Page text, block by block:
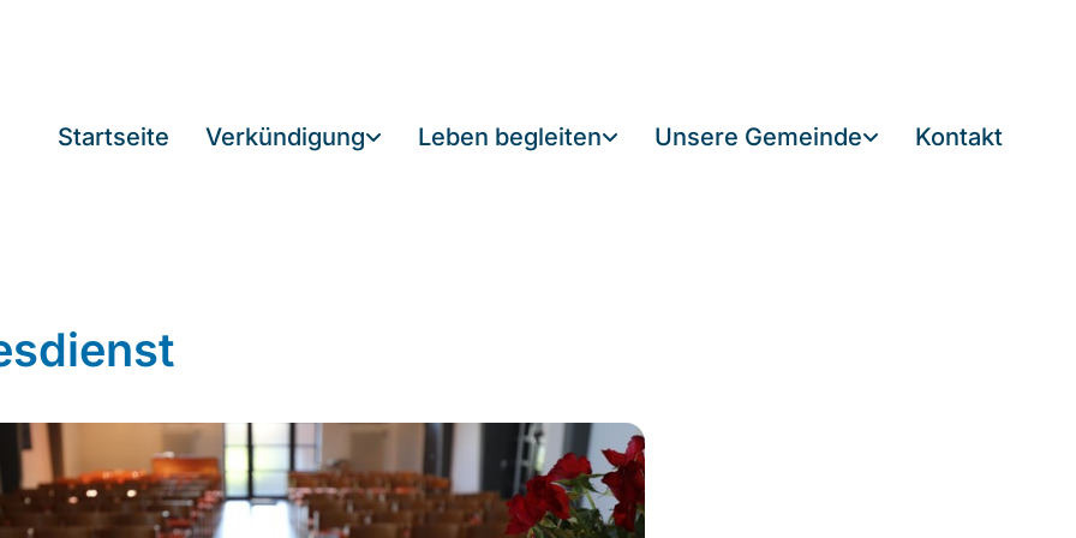
Startseite Verkündigung Leben begleiten Unsere Gemeinde Kontakt